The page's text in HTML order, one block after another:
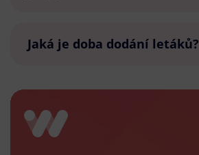
Jaká je doba dodání letáků?